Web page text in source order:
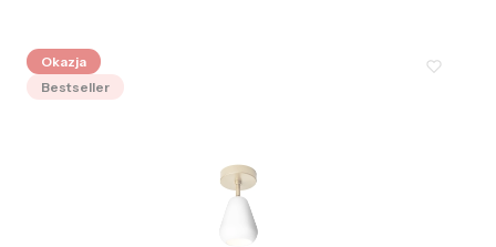
Okazja
Bestseller